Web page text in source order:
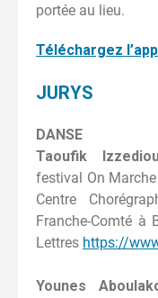
portée au lieu.
Téléchargez
JURYS
DANSE
Taoufik
festival On
Centre
Franche-Comté à
Lettres https://
Younes